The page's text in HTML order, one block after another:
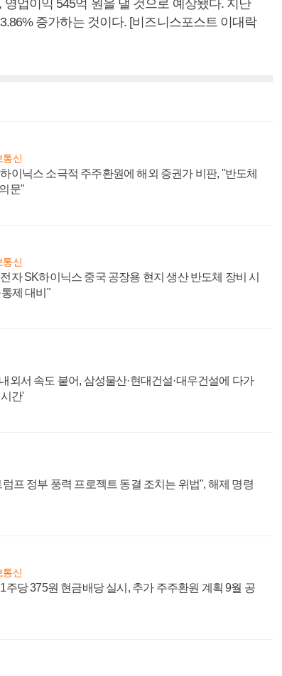
업이익 545억 원을 낼 것으로 예상됐다. 지난
증가하는 것이다. [비즈니스포스트 이대락
통신
이닉스 소극적 주주환원에 해외 증권가 비판, "반도체
문"
통신
자 SK하이닉스 중국 공장용 현지 생산 반도체 장비 시
제 대비"
외서 속도 붙어, 삼성물산·현대건설·대우건설에 다가
간'
프 정부 풍력 프로젝트 동결 조치는 위법", 해제 명령
통신
주당 375원 현금배당 실시, 추가 주주환원 계획 9월 공